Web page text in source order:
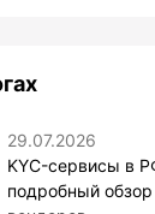
29.07.2026
KYC-сервисы в
подробный